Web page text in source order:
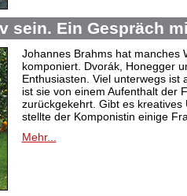
sein. Ein Gespräch
Johannes Brahms hat manches
komponiert. Dvorák, Honegger
Enthusiasten. Viel unterwegs ist
ist sie von einem Aufenthalt der
zurückgekehrt. Gibt es
stellte der Komponistin einige
Mehr...